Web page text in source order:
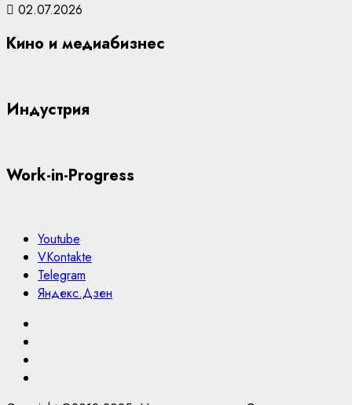
02.07.2026
Кино и медиабизнес
Индустрия
Work-in-Progress
Youtube
VKontakte
Telegram
Яндекс.Дзен